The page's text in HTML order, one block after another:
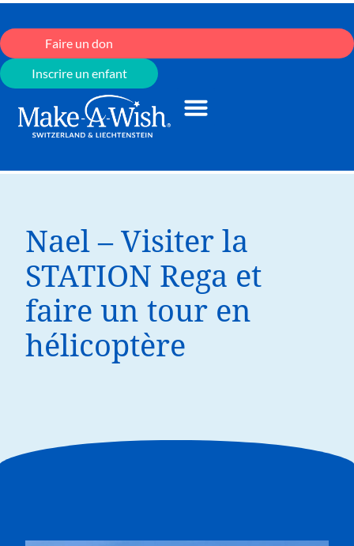
Faire un don
Inscrire un enfant
Nael – Visiter la
STATION Rega et
faire un tour en
hélicoptère